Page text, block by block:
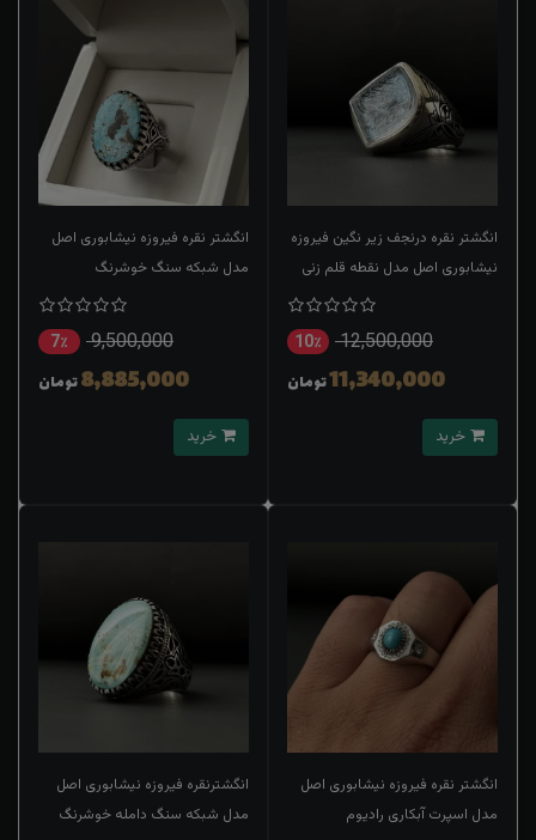
انگشتر نقره درنجف زیر نگین فیروزه
نیشابوری اصل مدل نقطه قلم زنی
12,500,000 10٪
11,340,000تومان
انگشتر نقره فیروزه نیشابوری اصل
مدل شبکه سنگ خوشرنگ
9,500,000 7٪
8,885,000تومان
انگشتر نقره فیروزه نیشابوری اصل
مدل اسپرت آبکاری رادیوم
انگشترنقره فیروزه نیشابوری اصل
مدل شبکه سنگ دامله خوشرنگ